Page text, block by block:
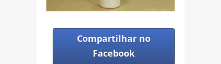
Compartilhar no
Facebook